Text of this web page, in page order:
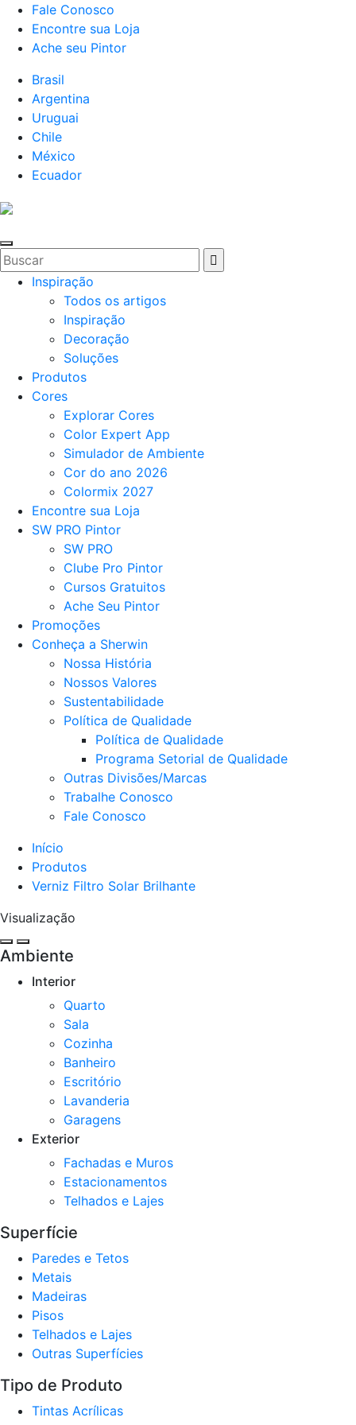
Fale Conosco
Encontre sua Loja
Ache seu Pintor
Brasil
Argentina
Uruguai
Chile
México
Ecuador
Inspiração
Todos os artigos
Inspiração
Decoração
Soluções
Produtos
Cores
Explorar Cores
Color Expert App
Simulador de Ambiente
Cor do ano 2026
Colormix 2027
Encontre sua Loja
SW PRO Pintor
SW PRO
Clube Pro Pintor
Cursos Gratuitos
Ache Seu Pintor
Promoções
Conheça a Sherwin
Nossa História
Nossos Valores
Sustentabilidade
Política de Qualidade
Política de Qualidade
Programa Setorial de Qualidade
Outras Divisões/Marcas
Trabalhe Conosco
Fale Conosco
Início
Produtos
Verniz Filtro Solar Brilhante
Visualização
Ambiente
Interior
Quarto
Sala
Cozinha​
Banheiro
Escritório
Lavanderia
Garagens
Exterior
Fachadas e Muros
Estacionamentos
Telhados e Lajes
Superfície
Paredes e Tetos
Metais
Madeiras
Pisos
Telhados e Lajes
Outras Superfícies
Tipo de Produto
Tintas Acrílicas